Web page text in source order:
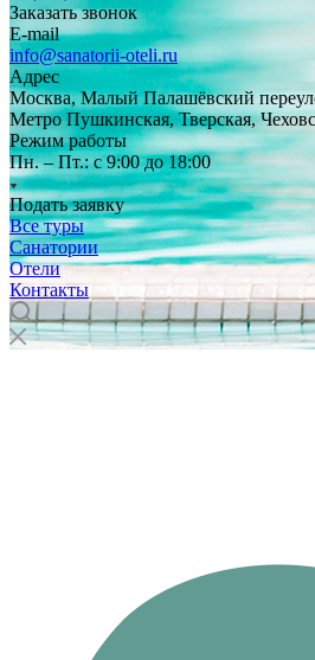
Заказать звонок
E-mail
info@sanatorii-oteli.ru
Адрес
Москва, Малый Палашёвский
Метро Пушкинская, Тверская,
Режим работы
Пн. – Пт.: с 9:00 до 18:00
Подать заявку
Все туры
Санатории
Отели
Контакты